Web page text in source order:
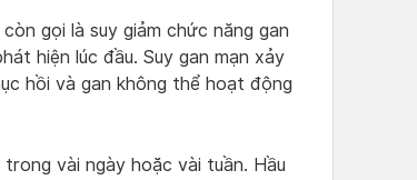
gọi là suy giảm chức năng gan
hiện lúc đầu. Suy gan mạn xảy
hồi và gan không thể hoạt động
vài ngày hoặc vài tuần. Hầu